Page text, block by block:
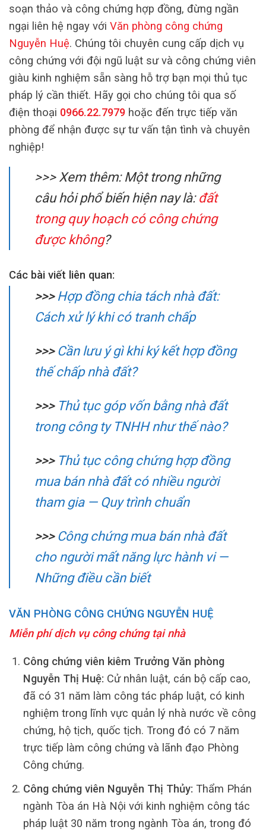
soạn thảo và công chứng hợp đồng, đừng ngần
ngại liên hệ ngay với Văn phòng công chứng
Nguyễn Huệ. Chúng tôi chuyên cung cấp dịch vụ
công chứng với đội ngũ luật sư và công chứng viên
giàu kinh nghiệm sẵn sàng hỗ trợ bạn mọi thủ tục
pháp lý cần thiết. Hãy gọi cho chúng tôi qua số
điện thoại 0966.22.7979 hoặc đến trực tiếp văn
phòng để nhận được sự tư vấn tận tình và chuyên
nghiệp!
>>> Xem thêm: Một trong những
câu hỏi phổ biến hiện nay là:đất
trong quy hoạch có công chứng
được không?
Các bài viết liên quan:
>>>Hợp đồng chia tách nhà đất:
Cách xử lý khi có tranh chấp
>>>Cần lưu ý gì khi ký kết hợp đồng
thế chấp nhà đất?
>>>Thủ tục góp vốn bằng nhà đất
trong công ty TNHH như thế nào?
>>> Thủ tục công chứng hợp đồng
mua bán nhà đất có nhiều người
tham gia — Quy trình chuẩn
>>>Công chứng mua bán nhà đất
cho người mất năng lực hành vi —
Những điều cần biết
VĂN PHÒNG CÔNG CHỨNG NGUYỄN HUỆ
Miễn phí dịch vụ công chứng tại nhà
Công chứng viên kiêm Trưởng Văn phòng
Nguyễn Thị Huệ: Cử nhân luật, cán bộ cấp cao,
đã có 31 năm làm công tác pháp luật, có kinh
nghiệm trong lĩnh vực quản lý nhà nước về công
chứng, hộ tịch, quốc tịch. Trong đó có 7 năm
trực tiếp làm công chứng và lãnh đạo Phòng
Công chứng.
Công chứng viên Nguyễn Thị Thủy: Thẩm Phán
ngành Tòa án Hà Nội với kinh nghiệm công tác
pháp luật 30 năm trong ngành Tòa án, trong đó